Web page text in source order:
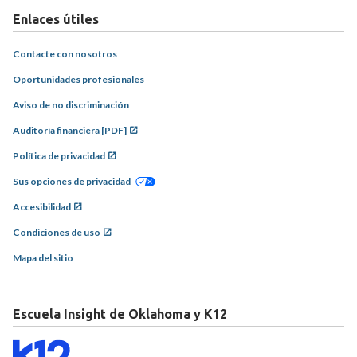
Enlaces útiles
Contacte con nosotros
Oportunidades profesionales
Aviso de no discriminación
Auditoría financiera [PDF]
Política de privacidad
Sus opciones de privacidad
Accesibilidad
Condiciones de uso
Mapa del sitio
Escuela Insight de Oklahoma y K12